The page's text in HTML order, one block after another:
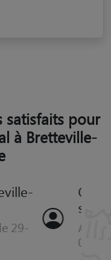
satisfaits pour
à Bretteville-
Bretteville-
le 31-